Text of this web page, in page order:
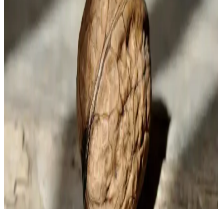
Dolce Gusto Kapsülleri ve Çeşitleri: Kahve ve İçecek
Deneyimini Zenginleştiren Seçenekler
Dolce Gusto'nun geniş kapsül yelpazesi, farklı tatlar ve aromalar
sunarak evde kahve ve içecek deneyimini zenginleştirir. Uyumlu
makinelerle kullanım ve çeşitli içecek seçenekleriyle öne çıkar.
Porselen Filtre Kahve Demliği Özellikleri ve
Kullanım İpuçları
Porselen filtre kahve demliği, estetik ve fonksiyonellik sunar. Isıyı
iyi tutar, kahve aromasını korur ve uzun ömürlüdür. Doğru bakım ile
kahve deneyiminizi zenginleştirir.
Kahve Tatlandırıcıları Çeşitleri ve Sağlık Üzerindeki
Etkileri Analizi
Kahve tatlandırıcıları, farklı çeşitleri ve sağlık etkileriyle kahve
deneyimini kişiselleştirir. Doğal ve yapay seçenekler arasındaki
farkları ve sağlık üzerindeki olası etkileri öğrenin.